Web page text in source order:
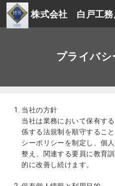
株式会社 白戸工務
プライバシ
当社の方針
当社は業務において保有す
係する法規制を順守するこ
シーポリシーを制定し、個
整え、関連する要員に教育
的に改善し続けます。